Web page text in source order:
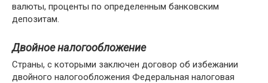
валюты, проценты по определенным банковским
депозитам.
Двойное налогообложение
Страны, с которыми заключен договор об избежании
двойного налогообложения Федеральная налоговая